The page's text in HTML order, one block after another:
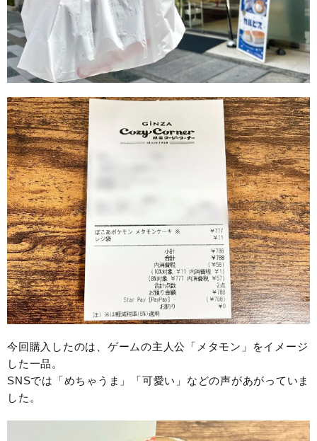
今回購入したのは、ゲームの主人公「メタモン」をイメージ
した一品。
SNSでは「めちゃうま」「可愛い」などの声があがっていま
した。